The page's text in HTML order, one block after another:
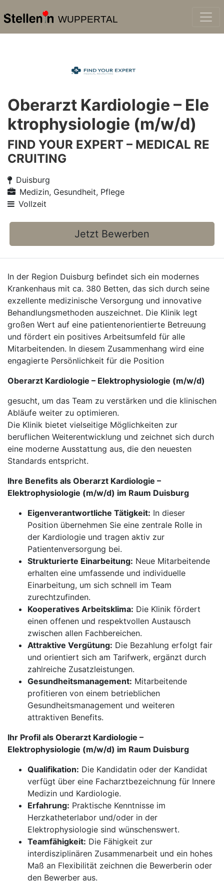
WUPPERTAL
Oberarzt Kardiologie – Ele
ktrophysiologie (m/w/d)
FIND YOUR EXPERT – MEDICAL RE
CRUITING
Duisburg
Medizin, Gesundheit, Pflege
Vollzeit
Jetzt Bewerben
In der Region Duisburg befindet sich ein modernes
Krankenhaus mit ca. 380 Betten, das sich durch seine
exzellente medizinische Versorgung und innovative
Behandlungsmethoden auszeichnet. Die Klinik legt
großen Wert auf eine patientenorientierte Betreuung
und fördert ein positives Arbeitsumfeld für alle
Mitarbeitenden. In diesem Zusammenhang wird eine
engagierte Persönlichkeit für die Position
Oberarzt Kardiologie – Elektrophysiologie (m/w/d)
gesucht, um das Team zu verstärken und die klinischen
Abläufe weiter zu optimieren.
Die Klinik bietet vielseitige Möglichkeiten zur
beruflichen Weiterentwicklung und zeichnet sich durch
eine moderne Ausstattung aus, die den neuesten
Standards entspricht.
Ihre Benefits als Oberarzt Kardiologie –
Elektrophysiologie (m/w/d) im Raum Duisburg
Eigenverantwortliche Tätigkeit: In dieser
Position übernehmen Sie eine zentrale Rolle in
der Kardiologie und tragen aktiv zur
Patientenversorgung bei.
Strukturierte Einarbeitung: Neue Mitarbeitende
erhalten eine umfassende und individuelle
Einarbeitung, um sich schnell im Team
zurechtzufinden.
Kooperatives Arbeitsklima: Die Klinik fördert
einen offenen und respektvollen Austausch
zwischen allen Fachbereichen.
Attraktive Vergütung: Die Bezahlung erfolgt fair
und orientiert sich am Tarifwerk, ergänzt durch
zahlreiche Zusatzleistungen.
Gesundheitsmanagement: Mitarbeitende
profitieren von einem betrieblichen
Gesundheitsmanagement und weiteren
attraktiven Benefits.
Ihr Profil als Oberarzt Kardiologie –
Elektrophysiologie (m/w/d) im Raum Duisburg
Qualifikation: Die Kandidatin oder der Kandidat
verfügt über eine Facharztbezeichnung für Innere
Medizin und Kardiologie.
Erfahrung: Praktische Kenntnisse im
Herzkatheterlabor und/oder in der
Elektrophysiologie sind wünschenswert.
Teamfähigkeit: Die Fähigkeit zur
interdisziplinären Zusammenarbeit und ein hohes
Maß an Flexibilität zeichnen die Bewerberin oder
den Bewerber aus.